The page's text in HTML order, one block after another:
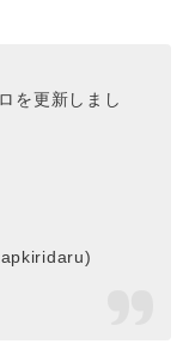
を更新しまし